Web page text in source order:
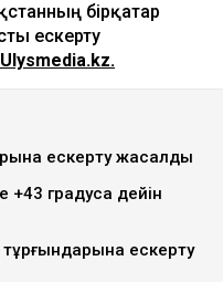
бірқатар
ескерту
Ulysmedia.kz.
ескерту жасалды
+43 градусқа дейін
ескерту